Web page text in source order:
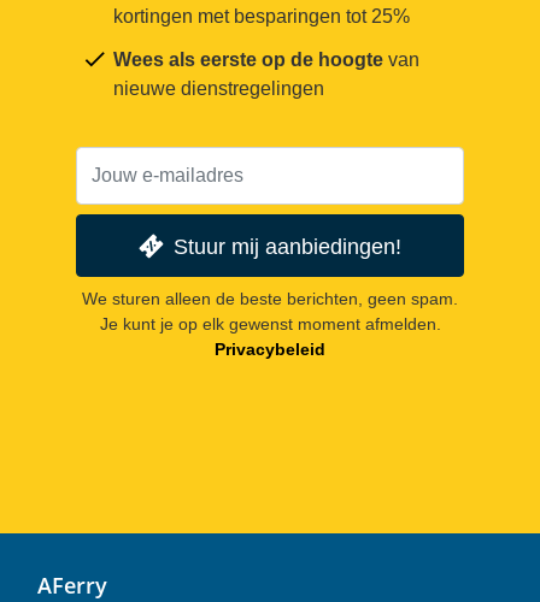
kortingen met besparingen tot 25%
Wees als eerste op de hoogte van
nieuwe dienstregelingen
Stuur mij aanbiedingen!
We sturen alleen de beste berichten, geen spam.
Je kunt je op elk gewenst moment afmelden.
Privacybeleid
AFerry